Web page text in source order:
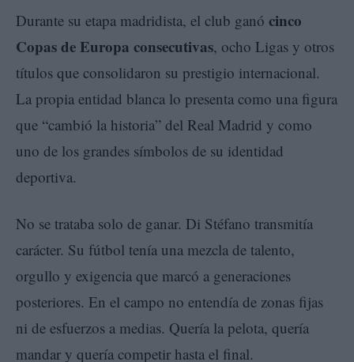
Durante su etapa madridista, el club ganó cinco
Copas de Europa consecutivas, ocho Ligas y otros
títulos que consolidaron su prestigio internacional.
La propia entidad blanca lo presenta como una figura
que “cambió la historia” del Real Madrid y como
uno de los grandes símbolos de su identidad
deportiva.
No se trataba solo de ganar. Di Stéfano transmitía
carácter. Su fútbol tenía una mezcla de talento,
orgullo y exigencia que marcó a generaciones
posteriores. En el campo no entendía de zonas fijas
ni de esfuerzos a medias. Quería la pelota, quería
mandar y quería competir hasta el final.